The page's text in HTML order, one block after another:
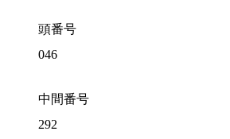
頭番号
046
中間番号
292